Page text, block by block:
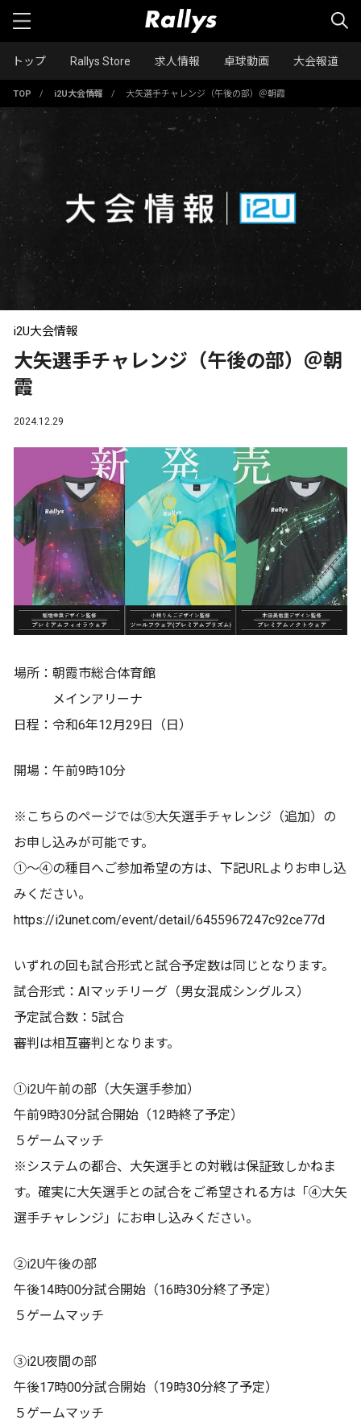
トップ Rallys Store 求人情報 卓球動画 大会報道
TOP / i2U大会情報 / 大矢選手チャレンジ（午後の部）＠朝霞
i2U大会情報
大矢選手チャレンジ（午後の部）＠朝
霞
2024.12.29
場所：朝霞市総合体育館
メインアリーナ
日程：令和6年12月29日（日）
開場：午前9時10分
※こちらのページでは⑤大矢選手チャレンジ（追加）の
お申し込みが可能です。
①～④の種目へご参加希望の方は、下記URLよりお申し込
みください。
https://i2unet.com/event/detail/6455967247c92ce77d
いずれの回も試合形式と試合予定数は同じとなります。
試合形式：AIマッチリーグ（男女混成シングルス）
予定試合数：5試合
審判は相互審判となります。
①i2U午前の部（大矢選手参加）
午前9時30分試合開始（12時終了予定）
５ゲームマッチ
※システムの都合、大矢選手との対戦は保証致しかねま
す。確実に大矢選手との試合をご希望される方は「④大矢
選手チャレンジ」にお申し込みください。
②i2U午後の部
午後14時00分試合開始（16時30分終了予定）
５ゲームマッチ
③i2U夜間の部
午後17時00分試合開始（19時30分終了予定）
５ゲームマッチ